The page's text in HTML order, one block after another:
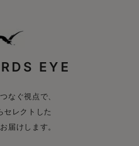
EYE
なぐ視点で、
セレクトした
届けします。